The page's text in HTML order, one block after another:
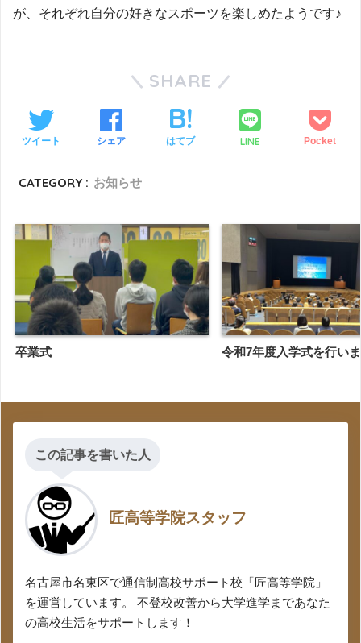
が、それぞれ自分の好きなスポーツを楽しめたようです♪
SHARE
ツイート シェア はてブ LINE Pocket
CATEGORY : お知らせ
卒業式 令和7年度入学式を行い
この記事を書いた人
匠高等学院スタッフ
名古屋市名東区で通信制高校サポート校「匠高等学院」
を運営しています。 不登校改善から大学進学まであなた
の高校生活をサポートします！